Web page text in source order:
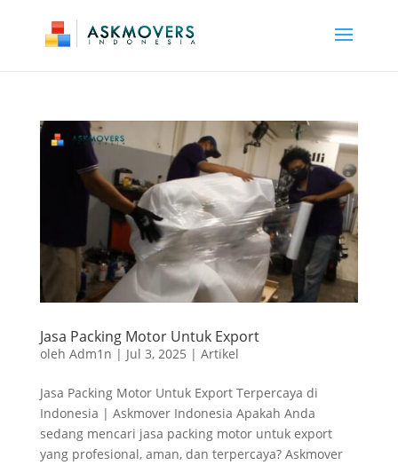
Jasa Packing Motor Untuk Export
oleh Adm1n | Jul 3, 2025 | Artikel
Jasa Packing Motor Untuk Export Terpercaya di
Indonesia | Askmover Indonesia Apakah Anda
sedang mencari jasa packing motor untuk export
yang profesional, aman, dan terpercaya? Askmover